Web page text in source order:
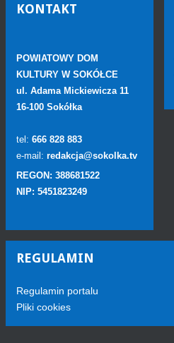
KONTAKT
POWIATOWY DOM
KULTURY W SOKÓŁCE
ul. Adama Mickiewicza 11
16-100 Sokółka
tel: 666 828 883
e-mail: redakcja@sokolka.tv
REGON: 388681522
NIP: 5451823249
REGULAMIN
Regulamin portalu
Pliki cookies